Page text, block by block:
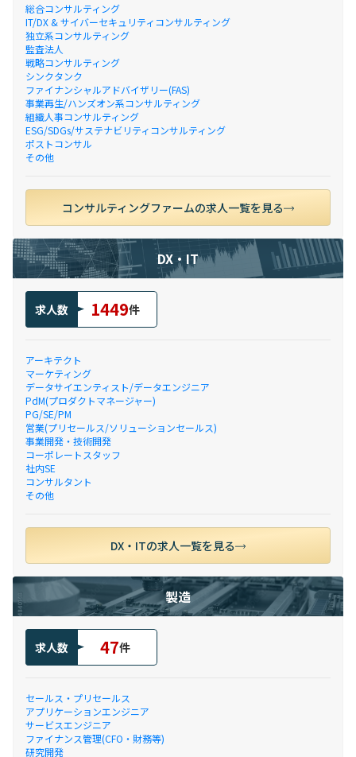
総合コンサルティング
IT/DX & サイバーセキュリティコンサルティング
独立系コンサルティング
監査法人
戦略コンサルティング
シンクタンク
ファイナンシャルアドバイザリー(FAS)
事業再生/ハンズオン系コンサルティング
組織人事コンサルティング
ESG/SDGs/サステナビリティコンサルティング
ポストコンサル
その他
コンサルティングファームの求人一覧を見る
DX・IT
求人数 1449件
アーキテクト
マーケティング
データサイエンティスト/データエンジニア
PdM(プロダクトマネージャー)
PG/SE/PM
営業(プリセールス/ソリューションセールス)
事業開発・技術開発
コーポレートスタッフ
社内SE
コンサルタント
その他
DX・ITの求人一覧を見る
製造
求人数 47件
セールス・プリセールス
アプリケーションエンジニア
サービスエンジニア
ファイナンス管理(CFO・財務等)
研究開発